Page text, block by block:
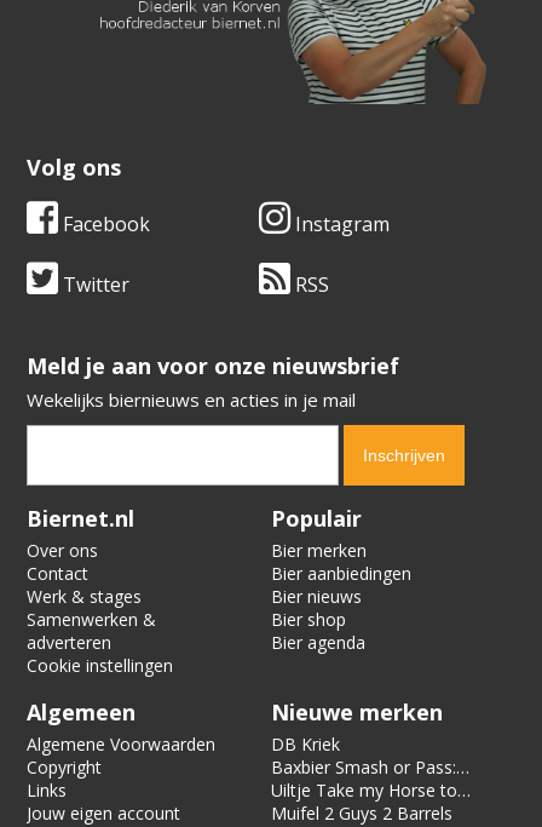
Volg ons
Facebook Instagram
Twitter RSS
​​​​​​​Meld je aan voor onze nieuwsbrief
Wekelijks biernieuws en acties in je mail
Verification code:
Biernet.nl
Over ons
Contact
Werk & stages
Samenwerken &
adverteren
Cookie instellingen
Populair
Bier merken
Bier aanbiedingen
Bier nieuws
Bier shop
Bier agenda
Algemeen
Algemene Voorwaarden
Copyright
Links
Jouw eigen account
Nieuwe merken
DB Kriek
Baxbier Smash or Pass:
Strata
Uiltje Take my Horse to
the Hotel Room
Muifel 2 Guys 2 Barrels